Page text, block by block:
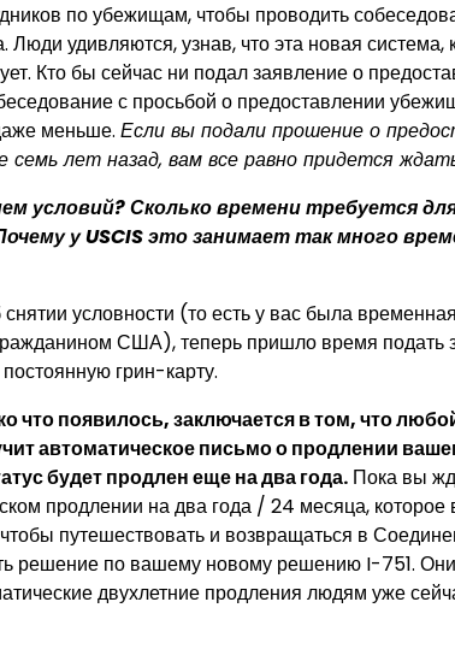
по убежищам, чтобы проводить
удивляются, узнав, что эта новая система,
Кто бы сейчас ни подал заявление о
с просьбой о предоставлении
меньше. Если вы подали прошение о
лет назад, вам все равно придется
условий? Сколько времени требуется
у USCIS это занимает так много
условности (то есть у вас была
США), теперь пришло время подать
грин-карту.
что появилось, заключается в том, что
автоматическое письмо о продлении
будет продлен еще на два года. Пока вы
продлении на два года / 24 месяца,
путешествовать и возвращаться в
решение по вашему новому решению I-751.
двухлетние продления людям уже